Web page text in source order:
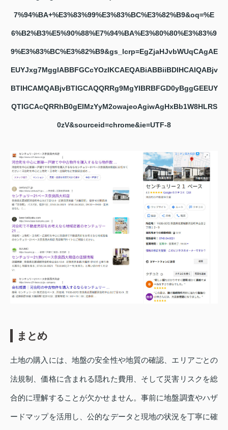
7%94%BA+%E3%83%99%E3%83%BC%E3%82%B9&oq=%E
6%B2%B3%E5%90%88%E7%94%BA%E3%80%80%E3%83%9
9%E3%83%BC%E3%82%B9&gs_lcrp=EgZjaHJvbWUqCAgAE
EUYJxg7MggIABBFGCcYOzIKCAEQABiABBiiBDIHCAIQABjv
BTIHCAMQABjvBTIGCAQQRRg9MgYIBRBFGD0yBggGEEUY
QTIGCAcQRRhB0gEIMzYyM2owajeoAgiwAgHxBb1W8HLRS
0zV&sourceid=chrome&ie=UTF-8
まとめ
土地の購入には、地盤の安全性や地質の確認、エリアごとの
法規制、価格に含まれる隠れた費用、そして災害リスクを総
合的に理解することが欠かせません。事前に地盤調査やハザ
ードマップを活用し、公的なデータと現地の状況を丁寧に確